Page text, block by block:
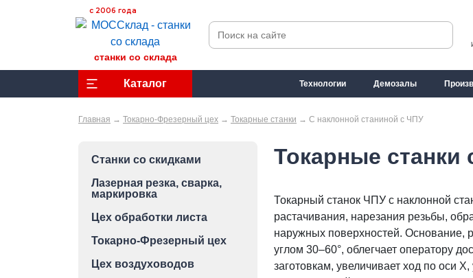
с 2006 года
станки со склада
Каталог Технологии Демозалы
Главная → Токарно-Фрезерный цех → Токарные станки → С наклонной станиной с ЧПУ
Станки со скидками
Лазерная резка, сварка,
маркировка
Цех обработки листа
Токарно-Фрезерный цех
Цех воздуховодов
Токарные станки
Токарный станок ЧПУ с наклонной
растачивания, нарезания резьбы,
наружных поверхностей. Основание,
углом 30–60°, облегчает оператору
заготовкам, увеличивает ход по оси Х,